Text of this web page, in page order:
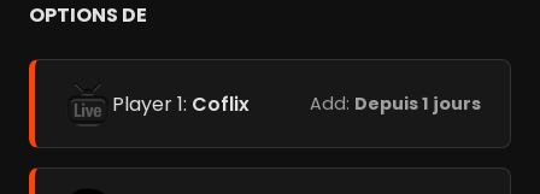
OPTIONS DE
Player 1: Coflix Add: Depuis 1 jours